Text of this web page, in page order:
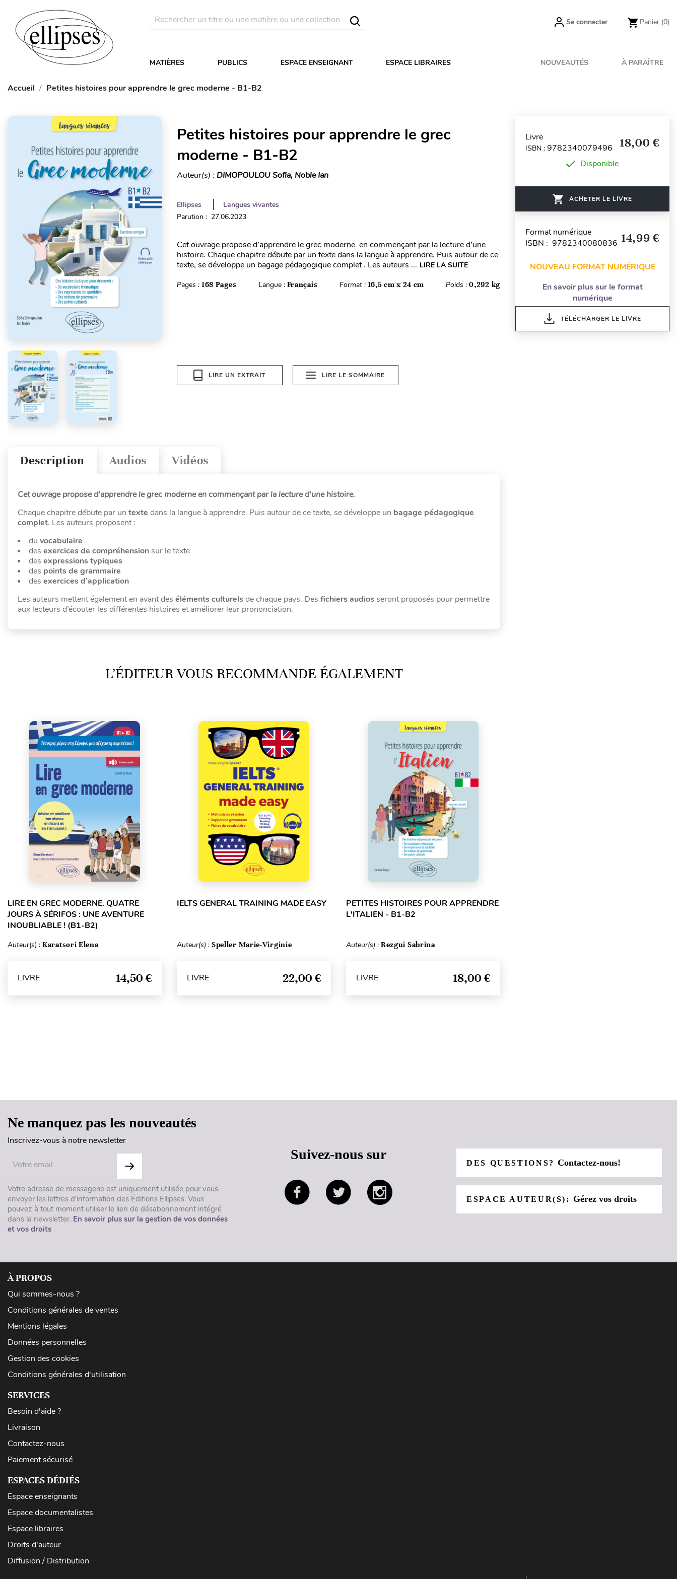
Se connecter Panier (0)
MATIÈRES PUBLICS ESPACE ENSEIGNANT ESPACE LIBRAIRES NOUVEAUTÉS À PARAÎTRE
Accueil Petites histoires pour apprendre le grec moderne - B1-B2
Petites histoires pour apprendre le grec
moderne - B1-B2
Auteur(s) : DIMOPOULOU Sofia, Noble Ian
Ellipses
Langues vivantes
Parution : 27.06.2023
Cet ouvrage propose d’apprendre le grec moderne en commençant par la lecture d’une
histoire. Chaque chapitre débute par un texte dans la langue à apprendre. Puis autour de ce
texte, se développe un bagage pédagogique complet . Les auteurs ... LIRE LA SUITE
Pages : 168 Pages Langue : Français Format : 16,5 cm x 24 cm Poids :0,292 kg
LIRE UN EXTRAIT LIRE LE SOMMAIRE
Vidéos
Audios
Description
Cet ouvrage propose d’apprendre le grec moderneen commençant par la lecture d’une histoire.
Chaque chapitre débute par un texte dans la langue à apprendre. Puis autour de ce texte, se développe un bagage pédagogique
complet. Les auteurs proposent :
du vocabulaire
des exercices de compréhensionsur le texte
des expressions typiques
des points de grammaire
des exercices d’application
Les auteurs mettent également en avant des éléments culturels de chaque pays. Des fichiers audios seront proposés pour permettre
aux lecteurs d’écouter les différentes histoires et améliorer leur prononciation.
L’ÉDITEUR VOUS RECOMMANDE ÉGALEMENT
LIRE EN GREC MODERNE. QUATRE
JOURS À SÉRIFOS : UNE AVENTURE
INOUBLIABLE ! (B1-B2)
Auteur(s) : Karatsori Elena
LIVRE 14,50 €
IELTS GENERAL TRAINING MADE EASY
Auteur(s) : Speller Marie-Virginie
LIVRE 22,00 €
PETITES HISTOIRES POUR APPRENDRE
L'ITALIEN - B1-B2
Auteur(s) : Rezgui Sabrina
LIVRE 18,00 €
Livre
ISBN : 9782340079496 18,00 €
Disponible
ACHETER LE LIVRE
Format numérique
ISBN : 9782340080836 14,99 €
NOUVEAU FORMAT NUMÉRIQUE
En savoir plus sur le format
numérique
TÉLÉCHARGER LE LIVRE
Ne manquez pas les nouveautés
Inscrivez-vous à notre newsletter
Votre adresse de messagerie est uniquement utilisée pour vous
envoyer les lettres d'information des Éditions Ellipses. Vous
pouvez à tout moment utiliser le lien de désabonnement intégré
dans la newsletter. En savoir plus sur la gestion de vos données
et vos droits
Suivez-nous sur
DES QUESTIONS?Contactez-nous!
ESPACE AUTEUR(S): Gérez vos droits
À PROPOS
Qui sommes-nous ?
Conditions générales de ventes
Mentions légales
Données personnelles
Gestion des cookies
Conditions générales d'utilisation
SERVICES
Besoin d'aide ?
Livraison
Contactez-nous
Paiement sécurisé
ESPACES DÉDIÉS
Espace enseignants
Espace documentalistes
Espace libraires
Droits d'auteur
Diffusion / Distribution